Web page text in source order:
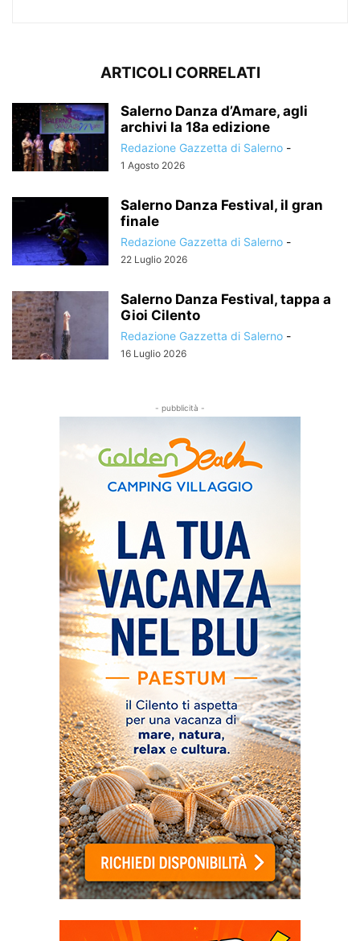
ARTICOLI CORRELATI
Salerno Danza d’Amare, agli
archivi la 18a edizione
Redazione Gazzetta di Salerno -
1 Agosto 2026
Salerno Danza Festival, il gran
finale
Redazione Gazzetta di Salerno -
22 Luglio 2026
Salerno Danza Festival, tappa a
Gioi Cilento
Redazione Gazzetta di Salerno -
16 Luglio 2026
- pubblicità -